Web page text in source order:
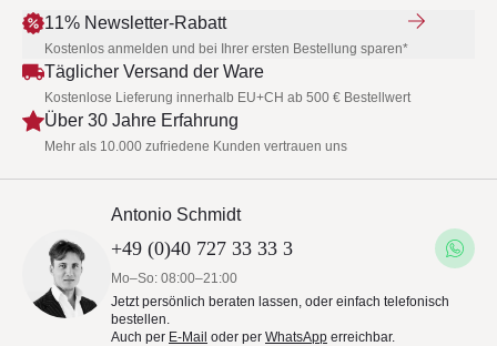
11% Newsletter-Rabatt
Kostenlos anmelden und bei Ihrer ersten Bestellung sparen*
Täglicher Versand der Ware
Kostenlose Lieferung innerhalb EU+CH ab 500 € Bestellwert
Über 30 Jahre Erfahrung
Mehr als 10.000 zufriedene Kunden vertrauen uns
Antonio Schmidt
+49 (0)40 727 33 33 3
Mo–So: 08:00–21:00
Jetzt persönlich beraten lassen, oder einfach telefonisch
bestellen.
Auch per E-Mail oder per WhatsApp erreichbar.